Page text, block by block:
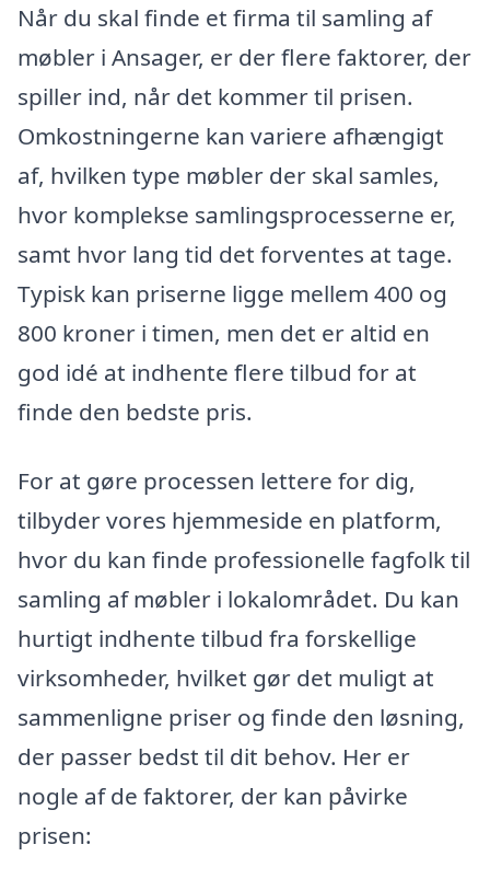
Når du skal finde et firma til samling af
møbler i Ansager, er der flere faktorer, der
spiller ind, når det kommer til prisen.
Omkostningerne kan variere afhængigt
af, hvilken type møbler der skal samles,
hvor komplekse samlingsprocesserne er,
samt hvor lang tid det forventes at tage.
Typisk kan priserne ligge mellem 400 og
800 kroner i timen, men det er altid en
god idé at indhente flere tilbud for at
finde den bedste pris.
For at gøre processen lettere for dig,
tilbyder vores hjemmeside en platform,
hvor du kan finde professionelle fagfolk til
samling af møbler i lokalområdet. Du kan
hurtigt indhente tilbud fra forskellige
virksomheder, hvilket gør det muligt at
sammenligne priser og finde den løsning,
der passer bedst til dit behov. Her er
nogle af de faktorer, der kan påvirke
prisen: